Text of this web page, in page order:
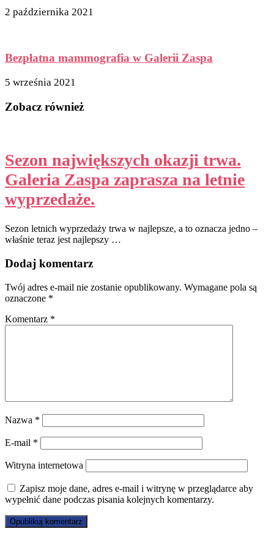
2 października 2021
Bezpłatna mammografia w Galerii Zaspa
5 września 2021
Zobacz również
Sezon największych okazji trwa.
Galeria Zaspa zaprasza na letnie
wyprzedaże.
Sezon letnich wyprzedaży trwa w najlepsze, a to oznacza jedno –
właśnie teraz jest najlepszy …
Dodaj komentarz
Twój adres e-mail nie zostanie opublikowany. Wymagane pola są
oznaczone *
Komentarz *
Nazwa *
E-mail *
Witryna internetowa
Zapisz moje dane, adres e-mail i witrynę w przeglądarce aby
wypełnić dane podczas pisania kolejnych komentarzy.